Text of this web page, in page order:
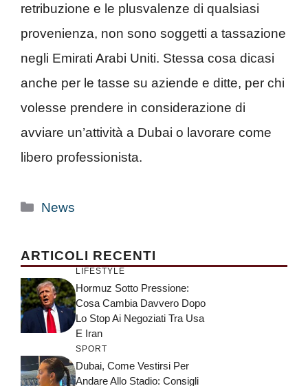
retribuzione e le plusvalenze di qualsiasi
provenienza, non sono soggetti a tassazione
negli Emirati Arabi Uniti. Stessa cosa dicasi
anche per le tasse su aziende e ditte, per chi
volesse prendere in considerazione di
avviare un’attività a Dubai o lavorare come
libero professionista.
Categorie
News
ARTICOLI RECENTI
LIFESTYLE
Hormuz Sotto Pressione:
Cosa Cambia Davvero Dopo
Lo Stop Ai Negoziati Tra Usa
E Iran
SPORT
Dubai, Come Vestirsi Per
Andare Allo Stadio: Consigli